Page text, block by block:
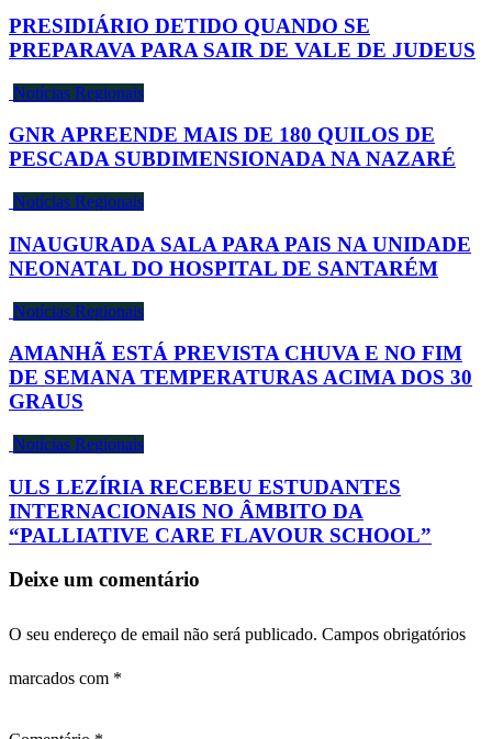
PRESIDIÁRIO DETIDO QUANDO SE
PREPARAVA PARA SAIR DE VALE DE JUDEUS
Notícias Regionais
GNR APREENDE MAIS DE 180 QUILOS DE
PESCADA SUBDIMENSIONADA NA NAZARÉ
Notícias Regionais
INAUGURADA SALA PARA PAIS NA UNIDADE
NEONATAL DO HOSPITAL DE SANTARÉM
Notícias Regionais
AMANHÃ ESTÁ PREVISTA CHUVA E NO FIM
DE SEMANA TEMPERATURAS ACIMA DOS 30
GRAUS
Notícias Regionais
ULS LEZÍRIA RECEBEU ESTUDANTES
INTERNACIONAIS NO ÂMBITO DA
“PALLIATIVE CARE FLAVOUR SCHOOL”
Deixe um comentário
O seu endereço de email não será publicado. Campos obrigatórios
marcados com *